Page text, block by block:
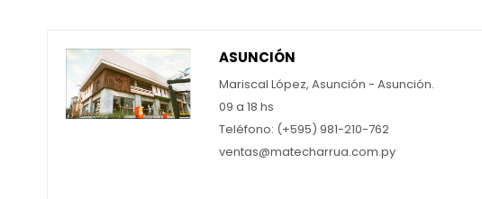
ASUNCIÓN
Mariscal López, Asunción - Asunción.
09 a 18 hs
Teléfono: (+595) 981-210-762
ventas@matecharrua.com.py